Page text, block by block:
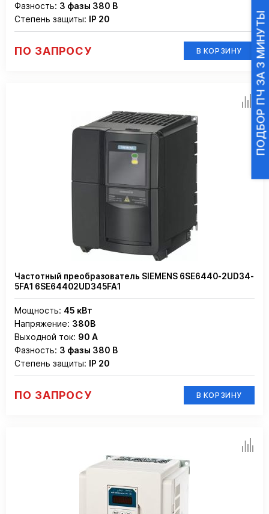
Фазность: 3 фазы 380 В
Степень защиты: IP 20
ПО ЗАПРОСУ В КОРЗИНУ
Частотный преобразователь SIEMENS 6SE6440-2UD34-
5FA1 6SE64402UD345FA1
Мощность: 45 кВт
Напряжение: 380В
Выходной ток: 90 А
Фазность: 3 фазы 380 В
Степень защиты: IP 20
ПО ЗАПРОСУ В КОРЗИНУ
ПОДБОР ПЧ ЗА 3 МИНУТЫ